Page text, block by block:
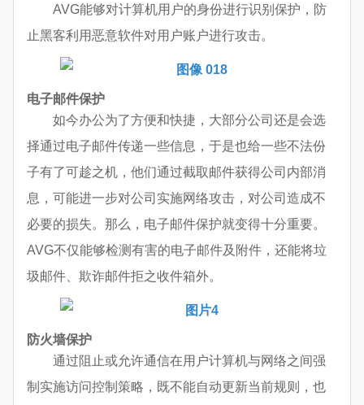
AVG能够对计算机用户的身份进行识别保护，防
止黑客利用恶意软件对用户账户进行攻击。
电子邮件保护
如今办公为了方便和快捷，大部分公司还是会选
择通过电子邮件传递一些信息，于是也给一些不法份
子有了可趁之机，他们通过截取邮件获得公司内部消
息，可能进一步对公司实施网络攻击，对公司造成不
必要的损失。那么，电子邮件保护就变得十分重要。
AVG不仅能够检测有害的电子邮件及附件，还能将垃
圾邮件、欺诈邮件拒之收件箱外。
防火墙保护
通过阻止或允许通信在用户计算机与网络之间强
制实施访问控制策略，既不能自动更新当前规则，也